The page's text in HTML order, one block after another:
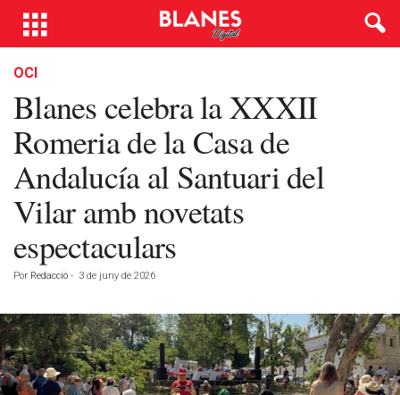
OCI
Blanes celebra la XXXII
Romeria de la Casa de
Andalucía al Santuari del
Vilar amb novetats
espectaculars
Por Redacció - 3 de juny de 2026